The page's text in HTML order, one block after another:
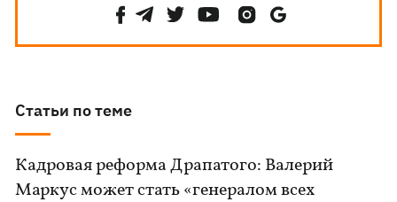
Статьи по теме
Кадровая реформа Драпатого: Валерий
Маркус может стать «генералом всех